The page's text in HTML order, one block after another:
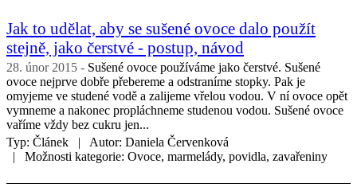
Jak to udělat, aby se sušené ovoce dalo použít
stejně, jako čerstvé - postup, návod
28. únor 2015
Sušené ovoce používáme jako čerstvé. Sušené
ovoce nejprve dobře přebereme a odstraníme stopky. Pak je
omyjeme ve studené vodě a zalijeme vřelou vodou. V ní ovoce opět
vymneme a nakonec propláchneme studenou vodou. Sušené ovoce
vaříme vždy bez cukru jen...
Typ: Článek Autor: Daniela Červenková
Možnosti kategorie: Ovoce, marmelády, povidla, zavařeniny